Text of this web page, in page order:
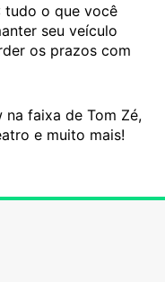
tudo o que você
seu veículo
os prazos com
na faixa de Tom Zé,
e muito mais!